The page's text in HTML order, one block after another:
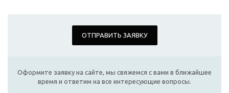
ОТПРАВИТЬ ЗАЯВКУ
Оформите заявку на сайте, мы свяжемся с вами в ближайшее
время и ответим на все интересующие вопросы.